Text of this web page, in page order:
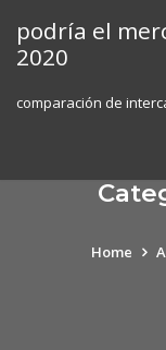
content
podría el
2020
comparación de
Home